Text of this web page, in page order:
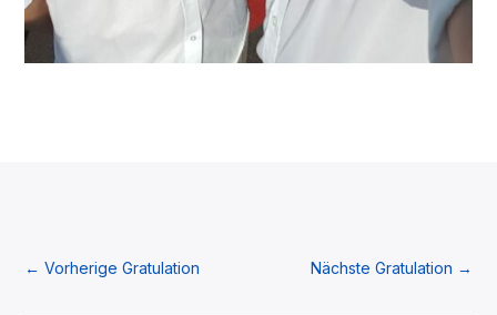
←Vorherige Gratulation Nächste Gratulation →